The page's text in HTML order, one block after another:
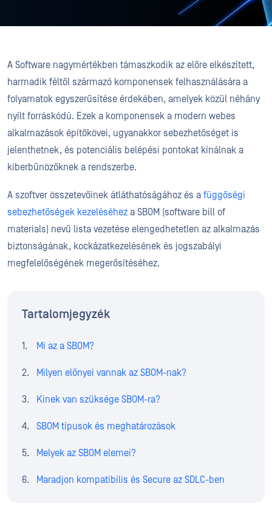
A Software nagymértékben támaszkodik az előre elkészített,
harmadik féltől származó komponensek felhasználására a
folyamatok egyszerűsítése érdekében, amelyek közül néhány
nyílt forráskódú. Ezek a komponensek a modern webes
alkalmazások építőkövei, ugyanakkor sebezhetőséget is
jelenthetnek, és potenciális belépési pontokat kínálnak a
kiberbűnözőknek a rendszerbe.
A szoftver összetevőinek átláthatóságához és a függőségi
sebezhetőségek kezeléséhez a SBOM (software bill of
materials) nevű lista vezetése elengedhetetlen az alkalmazás
biztonságának, kockázatkezelésének és jogszabályi
megfelelőségének megerősítéséhez.
Tartalomjegyzék
Mi az a SBOM?
Milyen előnyei vannak az SBOM-nak?
Kinek van szüksége SBOM-ra?
SBOM típusok és meghatározások
Melyek az SBOM elemei?
Maradjon kompatibilis és Secure az SDLC-ben